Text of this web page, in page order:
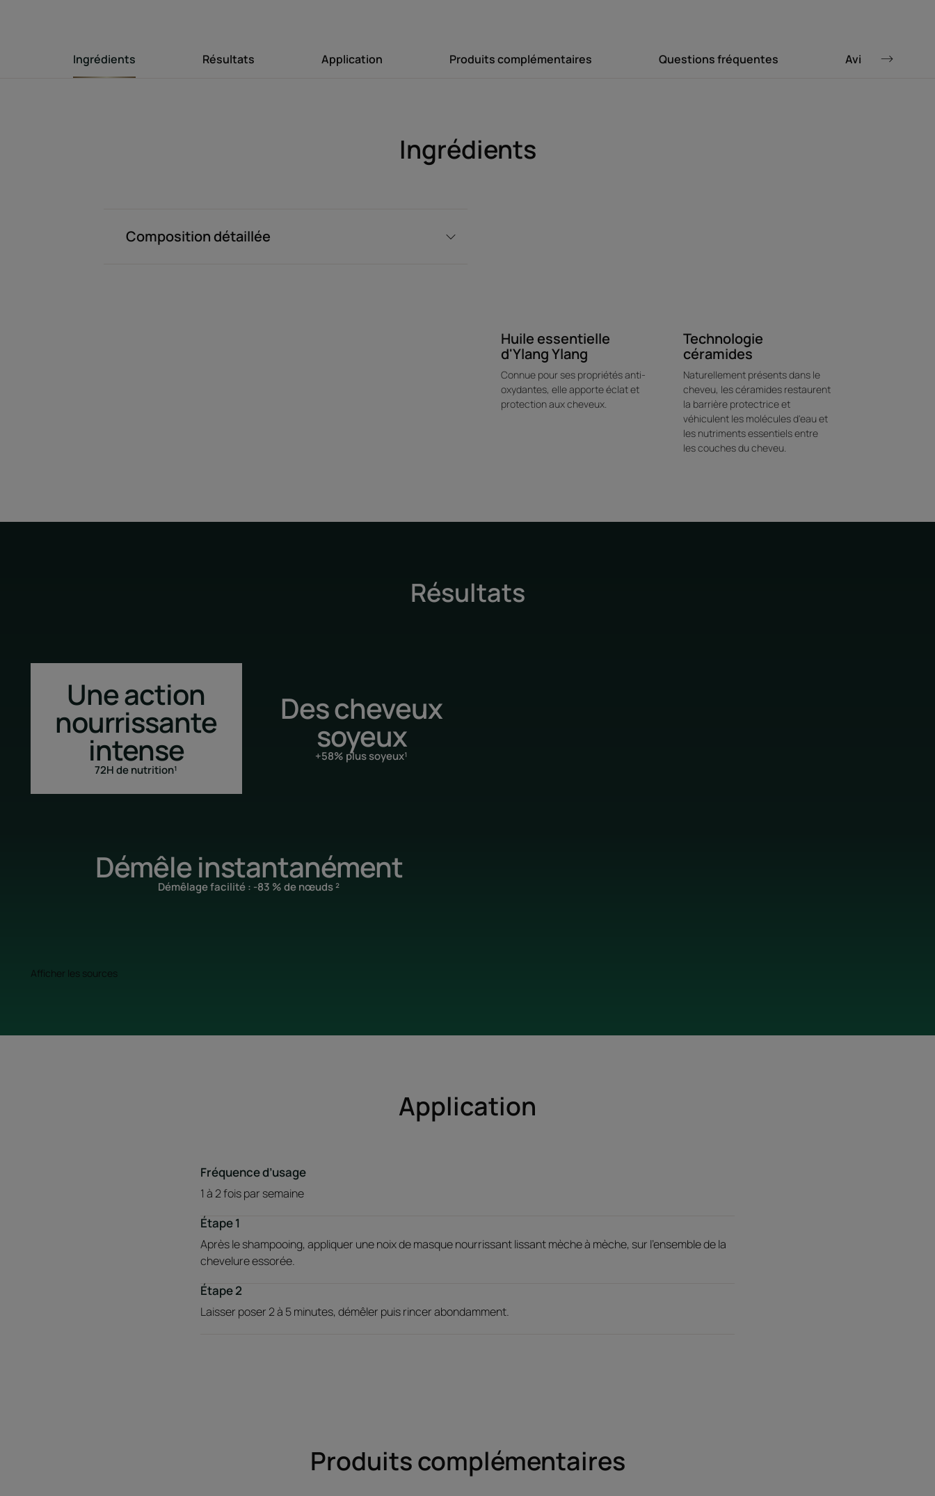
Le soin profond nourrissant qui lisse les cheveux les plus secs et leur apporte
souplesse et douceur dès la 1re application. Résultat professionnel visible et durable.
grâce au Karité, riche en nutriments essentiels, et à la technologie céramides qui
Texture Environnement
Ingrédients Résultats Application Produits complémentaires Questions fréquentes Avis
Ingrédients
Composition détaillée
Huile essentielle
d'Ylang Ylang
Connue pour ses propriétés anti-
oxydantes, elle apporte éclat et
protection aux cheveux.
Technologie
céramides
Naturellement présents dans le
cheveu, les céramides restaurent
la barrière protectrice et
véhiculent les molécules d'eau et
les nutriments essentiels entre
les couches du cheveu.
Résultats
Une action
nourrissante
intense
72H de nutrition¹
Des cheveux
soyeux
+58% plus soyeux¹
Démêle instantanément
Démêlage facilité : -83 % de nœuds ²
Afficher les sources
Application
Fréquence d’usage
1 à 2 fois par semaine
Étape 1
Après le shampooing, appliquer une noix de masque nourrissant lissant mèche à mèche, sur l'ensemble de la
chevelure essorée.
Étape 2
Laisser poser 2 à 5 minutes, démêler puis rincer abondamment.
Produits complémentaires